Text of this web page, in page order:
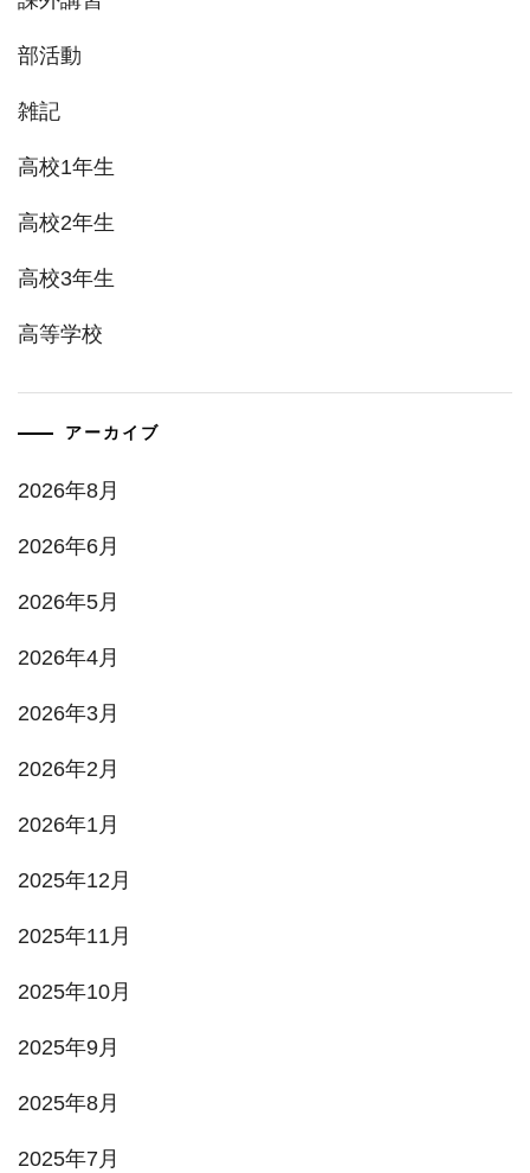
部活動
雑記
高校1年生
高校2年生
高校3年生
高等学校
アーカイブ
2026年8月
2026年6月
2026年5月
2026年4月
2026年3月
2026年2月
2026年1月
2025年12月
2025年11月
2025年10月
2025年9月
2025年8月
2025年7月